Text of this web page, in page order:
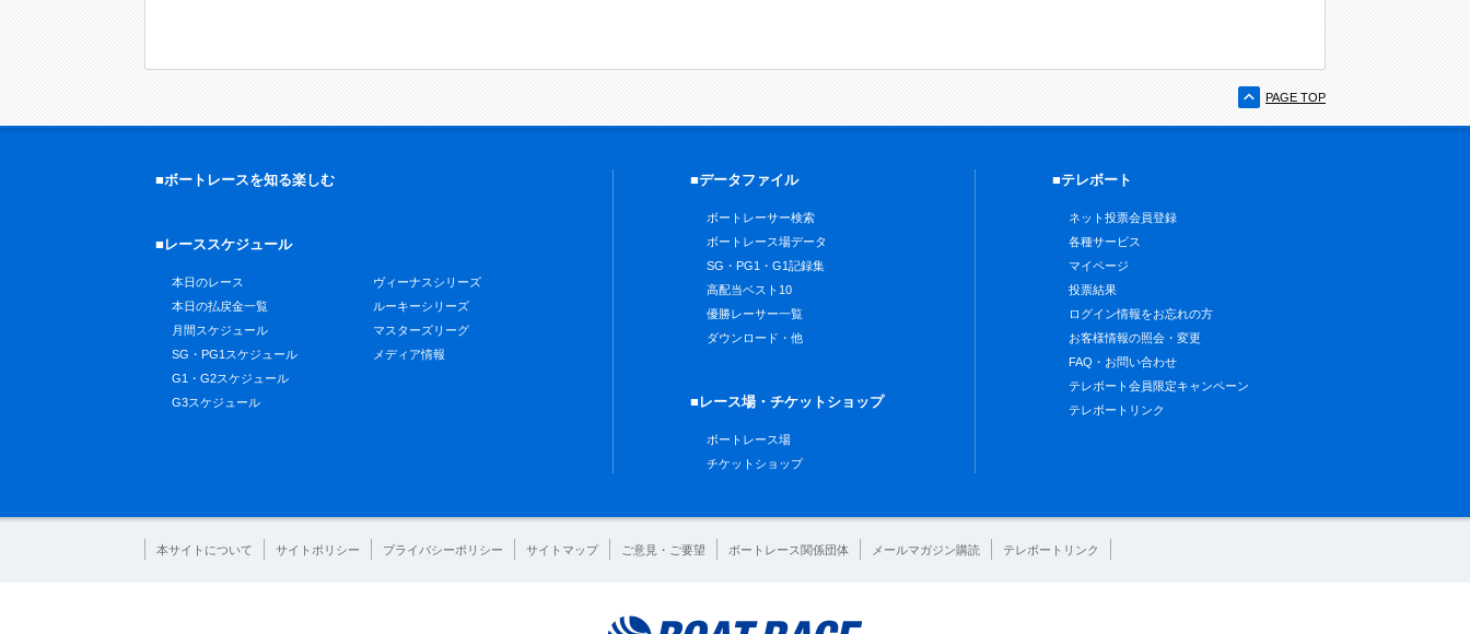
PAGE TOP
■ボートレースを知る楽しむ
■レーススケジュール
本日のレース
本日の払戻金一覧
月間スケジュール
SG・PG1スケジュール
G1・G2スケジュール
G3スケジュール
ヴィーナスシリーズ
ルーキーシリーズ
マスターズリーグ
メディア情報
■データファイル
ボートレーサー検索
ボートレース場データ
SG・PG1・G1記録集
高配当ベスト10
優勝レーサー一覧
ダウンロード・他
■レース場・チケットショップ
ボートレース場
チケットショップ
■テレボート
ネット投票会員登録
各種サービス
マイページ
投票結果
ログイン情報をお忘れの方
お客様情報の照会・変更
FAQ・お問い合わせ
テレボート会員限定キャンペーン
テレボートリンク
本サイトについて サイトポリシー プライバシーポリシー サイトマップ ご意見・ご要望 ボートレース関係団体 メールマガジン購読 テレボートリンク